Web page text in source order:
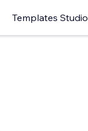
Templates Studio